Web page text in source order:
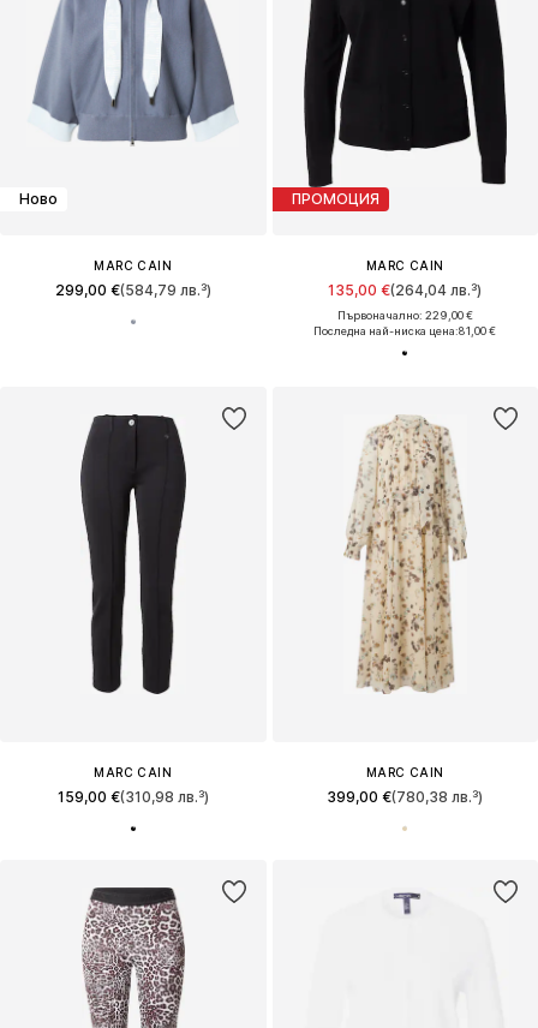
Ново
MARC CAIN
299,00 €(584,79 лв.³)
ПРОМОЦИЯ
MARC CAIN
135,00 €(264,04 лв.³)
Първоначално: 229,00 €
Последна най-ниска цена:81,00 €
MARC CAIN
159,00 €(310,98 лв.³)
MARC CAIN
399,00 €(780,38 лв.³)